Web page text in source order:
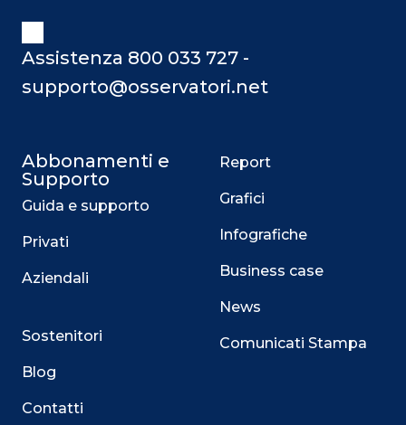
Assistenza 800 033 727 -
supporto@osservatori.net
Abbonamenti e
Supporto
Guida e supporto
Privati
Aziendali
Sostenitori
Blog
Contatti
Report
Grafici
Infografiche
Business case
News
Comunicati Stampa